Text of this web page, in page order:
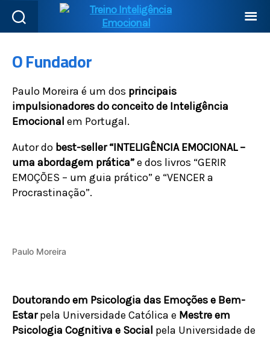
O Fundador
Paulo Moreira é um dos principais
impulsionadores do conceito de Inteligência
Emocional em Portugal.
Autor do best-seller “INTELIGÊNCIA EMOCIONAL –
uma abordagem prática”e dos livros “GERIR
EMOÇÕES – um guia prático” e “VENCER a
Procrastinação”.
Paulo Moreira
Doutorando em Psicologia das Emoções e Bem-
Estarpela Universidade Católica e Mestre em
Psicologia Cognitiva e Social pela Universidade de